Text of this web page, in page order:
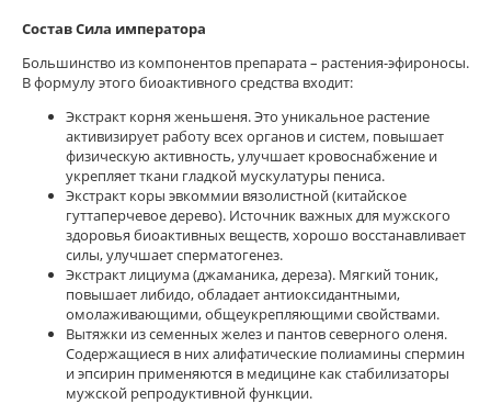
Состав Сила императора
Большинство из компонентов препарата – растения-эфироносы.
В формулу этого биоактивного средства входит:
Экстракт корня женьшеня. Это уникальное растение
активизирует работу всех органов и систем, повышает
физическую активность, улучшает кровоснабжение и
укрепляет ткани гладкой мускулатуры пениса.
Экстракт коры эвкоммии вязолистной (китайское
гуттаперчевое дерево). Источник важных для мужского
здоровья биоактивных веществ, хорошо восстанавливает
силы, улучшает сперматогенез.
Экстракт лициума (джаманика, дереза). Мягкий тоник,
повышает либидо, обладает антиоксидантными,
омолаживающими, общеукрепляющими свойствами.
Вытяжки из семенных желез и пантов северного оленя.
Содержащиеся в них алифатические полиамины спермин
и эпсирин применяются в медицине как стабилизаторы
мужской репродуктивной функции.